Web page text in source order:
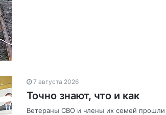
7 августа 2026
Точно знают, что и как
Ветераны СВО и члены их семей прошли